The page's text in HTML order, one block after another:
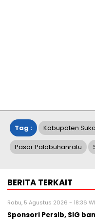
Tag : Kabupaten
Pasar Palabuhanratu
BERITA TERKAIT
Rabu, 5 Agustus 2026 - 18:36
Sponsori Persib, SIG